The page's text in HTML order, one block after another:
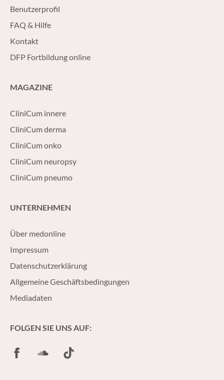
Benutzerprofil
FAQ & Hilfe
Kontakt
DFP Fortbildung online
MAGAZINE
CliniCum innere
CliniCum derma
CliniCum onko
CliniCum neuropsy
CliniCum pneumo
UNTERNEHMEN
Über medonline
Impressum
Datenschutzerklärung
Allgemeine Geschäftsbedingungen
Mediadaten
FOLGEN SIE UNS AUF:
FacebookSoundCloud
TikTok